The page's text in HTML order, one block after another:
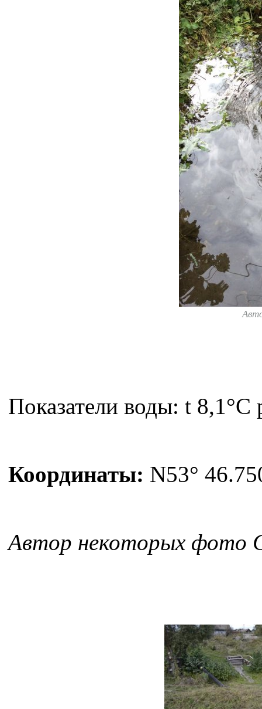
Показатели воды: t 8,1°С
Координаты: N53°
Автор некоторых фото